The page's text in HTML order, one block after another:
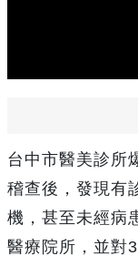
台中市醫美診所
稽查後，發現有
機，甚至未經病
醫療院所，並對3